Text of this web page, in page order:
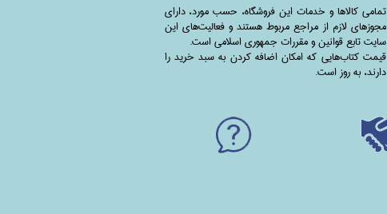
تمامی‌ کالاها و خدمات این فروشگاه، حسب مورد،‌ دارای
مجوزهای لازم از مراجع مربوط هستند ‌و‌‌ فعالیت‌های این
سایت تابع قوانین و مقررات جمهوری اسلامی است.
قیمت کتاب‌هایی که امکان اضافه کردن به سبد خرید را
دارند،‌ به روز است.